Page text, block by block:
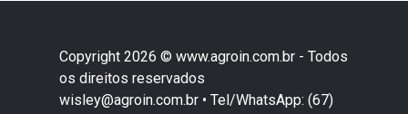
Copyright 2026 © www.agroin.com.br - Todos
os direitos reservados
wisley@agroin.com.br • Tel/WhatsApp: (67)